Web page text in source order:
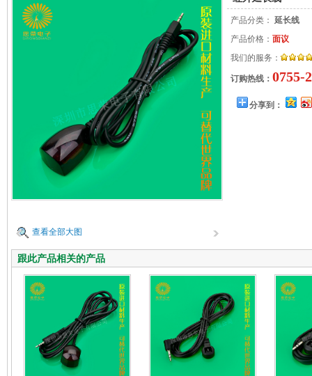
查看全部大图
产品分类： 延长线
产品价格： 面议
我们的服务：
订购热线： 0755-
分享到：
跟此产品相关的产品